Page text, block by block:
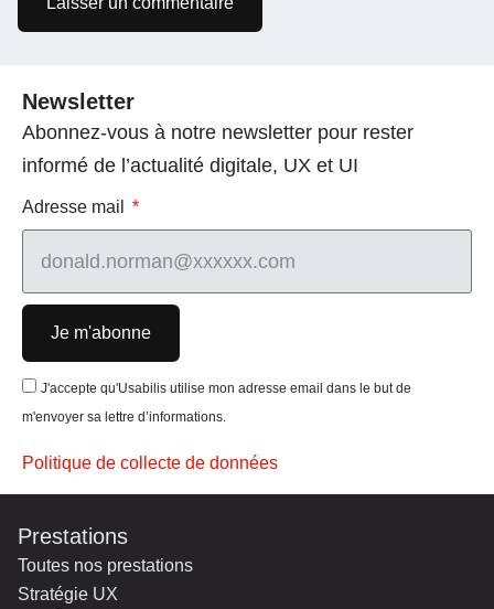
Newsletter
Abonnez-vous à notre newsletter pour rester
informé de l’actualité digitale, UX et UI
Adresse mail
Je m'abonne
J'accepte qu'Usabilis utilise mon adresse email dans le but de
m'envoyer sa lettre d’informations.
Politique de collecte de données
Prestations
Toutes nos prestations
Stratégie UX